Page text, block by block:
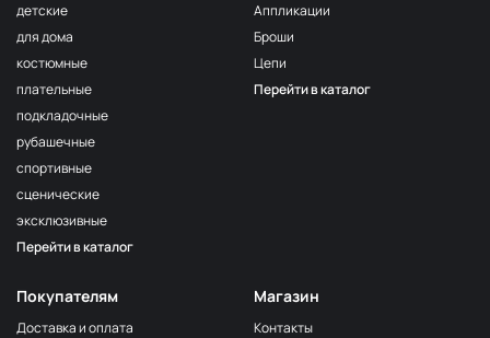
детские
для дома
костюмные
плательные
подкладочные
рубашечные
спортивные
сценические
эксклюзивные
Перейти в каталог
Аппликации
Броши
Цепи
Перейти в каталог
Покупателям
Доставка и оплата
Магазин
Контакты